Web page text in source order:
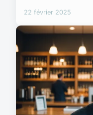
22 février 2025